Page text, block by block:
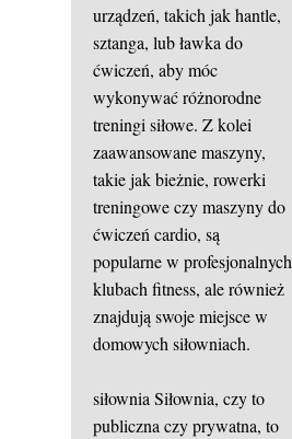
urządzeń, takich jak hantle,
sztanga, lub ławka do
ćwiczeń, aby móc
wykonywać różnorodne
treningi siłowe. Z kolei
zaawansowane maszyny,
takie jak bieżnie, rowerki
treningowe czy maszyny do
ćwiczeń cardio, są
popularne w profesjonalnych
klubach fitness, ale również
znajdują swoje miejsce w
domowych siłowniach.
siłownia Siłownia, czy to
publiczna czy prywatna, to